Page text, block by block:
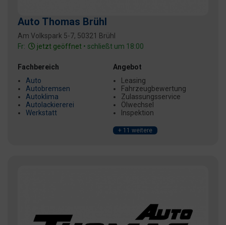
Auto Thomas Brühl
Am Volkspark 5-7, 50321 Brühl
Fr:
jetzt geöffnet • schließt um 18:00
Fachbereich
Auto
Autobremsen
Autoklima
Autolackiererei
Werkstatt
Angebot
Leasing
Fahrzeugbewertung
Zulassungsservice
Ölwechsel
Inspektion
+ 11 weitere